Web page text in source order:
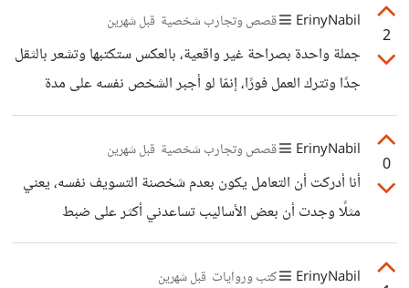
2
ErinyNabil قصص وتجارب شخصية قبل شهرين
جملة واحدة بصراحة غير واقعية، بالعكس ستكتبها وتشعر بالثقل
جدًا وتترك العمل فورًا، إنمّا لو أجبر الشخص نفسه على مدة
زمنية يومية للكتابة والتزم بها كل يوم فالنتيجة عقليًا أفضل
كثيرًا، يجد أن الأفكار تتوالى عندما يخصص وقت محدد ومدة
محددة ويبدأ الكتابة، وهذا ما نجح معي سابقًا، كنت أخصص
كتابة فقرة وألزم نفسي بها يوميًا، حتى ينتهي أول ثلاث إلى أربع
0
ErinyNabil قصص وتجارب شخصية قبل شهرين
أنا أدركت أن التعامل يكون بعدم شخصنة التسويف نفسه، يعني
مثلًا وجدت أن بعض الأساليب تساعدني أكثر على ضبط
التسويف فأعملها وإذا وجدت نفسي في دائرة المماطلة والتعب
فأبحث عن السبب، أحيانًا يكون خوف من بداية مشروع واحيانًا
ErinyNabil كتب وروايات قبل شهرين